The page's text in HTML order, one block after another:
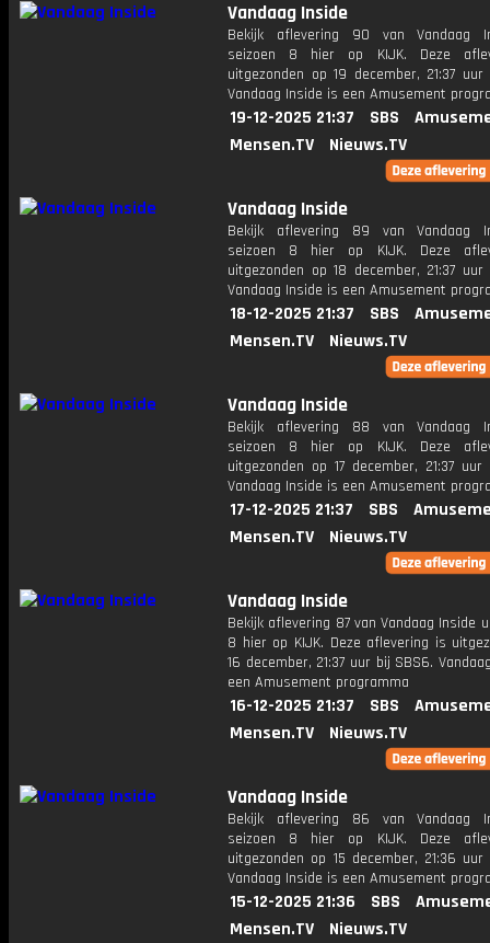
Vandaag Inside
Bekijk aflevering 90 van Vandaag
seizoen 8 hier op KIJK. Deze
uitgezonden op 19 december, 21:37
Vandaag Inside is een Amusement
19-12-2025 21:37 SBS
Mensen.TV
Nieuws.TV
Vandaag Inside
Bekijk aflevering 89 van Vandaag
seizoen 8 hier op KIJK. Deze
uitgezonden op 18 december, 21:37
Vandaag Inside is een Amusement
18-12-2025 21:37 SBS
Mensen.TV
Nieuws.TV
Vandaag Inside
Bekijk aflevering 88 van Vandaag
seizoen 8 hier op KIJK. Deze
uitgezonden op 17 december, 21:37
Vandaag Inside is een Amusement
17-12-2025 21:37 SBS
Mensen.TV
Nieuws.TV
Vandaag Inside
Bekijk aflevering 87 van Vandaag Inside
8 hier op KIJK. Deze aflevering is
16 december, 21:37 uur bij SBS6.
een Amusement programma
16-12-2025 21:37 SBS
Mensen.TV
Nieuws.TV
Vandaag Inside
Bekijk aflevering 86 van Vandaag
seizoen 8 hier op KIJK. Deze
uitgezonden op 15 december, 21:36
Vandaag Inside is een Amusement
15-12-2025 21:36 SBS
Mensen.TV
Nieuws.TV